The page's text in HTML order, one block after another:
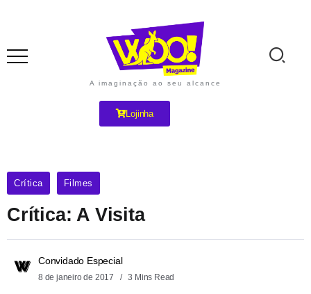
A imaginação ao seu alcance
Lojinha
Crítica Filmes
Crítica: A Visita
Convidado Especial
8 de janeiro de 2017 3 Mins Read